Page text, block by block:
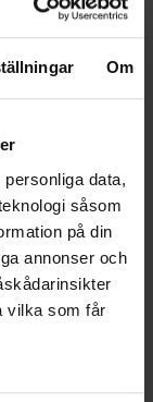
Om
personliga data,
såsom
på din
annonser och
vilka som får
tillsammans
för ungdom.
Karlstad Tid: